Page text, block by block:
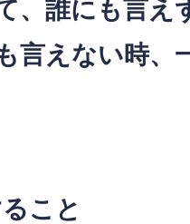
、誰にも言え
言えない時、
こと